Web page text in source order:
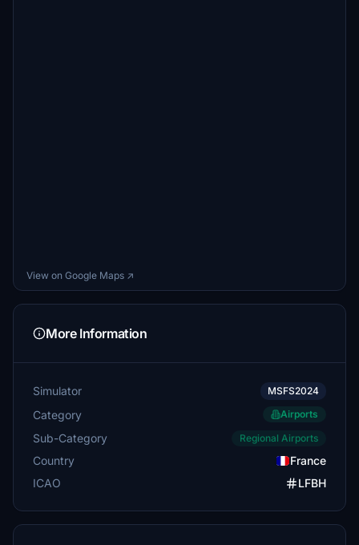
View on Google Maps ↗
More Information
Simulator MSFS2024
Category Airports
Sub-Category Regional Airports
Country
France
ICAO
LFBH